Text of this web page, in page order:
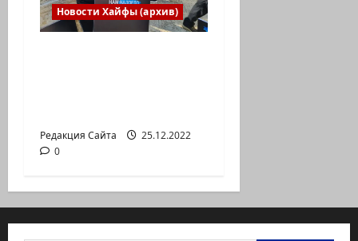
Новости Хайфы (архив)
Редакция Сайта
25.12.2022
0